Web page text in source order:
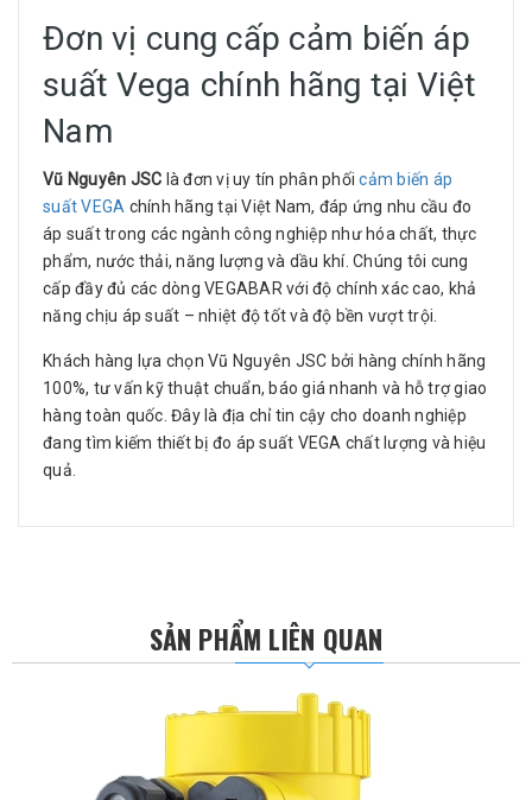
Đơn vị cung cấp cảm biến áp
suất Vega chính hãng tại Việt
Nam
Vũ Nguyên JSC là đơn vị uy tín phân phốicảm biến áp
suất VEGA chính hãng tại Việt Nam, đáp ứng nhu cầu đo
áp suất trong các ngành công nghiệp như hóa chất, thực
phẩm, nước thải, năng lượng và dầu khí. Chúng tôi cung
cấp đầy đủ các dòng VEGABAR với độ chính xác cao, khả
năng chịu áp suất – nhiệt độ tốt và độ bền vượt trội.
Khách hàng lựa chọn Vũ Nguyên JSC bởi hàng chính hãng
100%, tư vấn kỹ thuật chuẩn, báo giá nhanh và hỗ trợ giao
hàng toàn quốc. Đây là địa chỉ tin cậy cho doanh nghiệp
đang tìm kiếm thiết bị đo áp suất VEGA chất lượng và hiệu
quả.
SẢN PHẨM LIÊN QUAN